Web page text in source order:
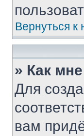
Вернуться к
» Как
Для
вам